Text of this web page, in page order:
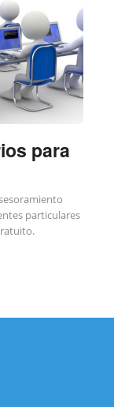
para
particulares